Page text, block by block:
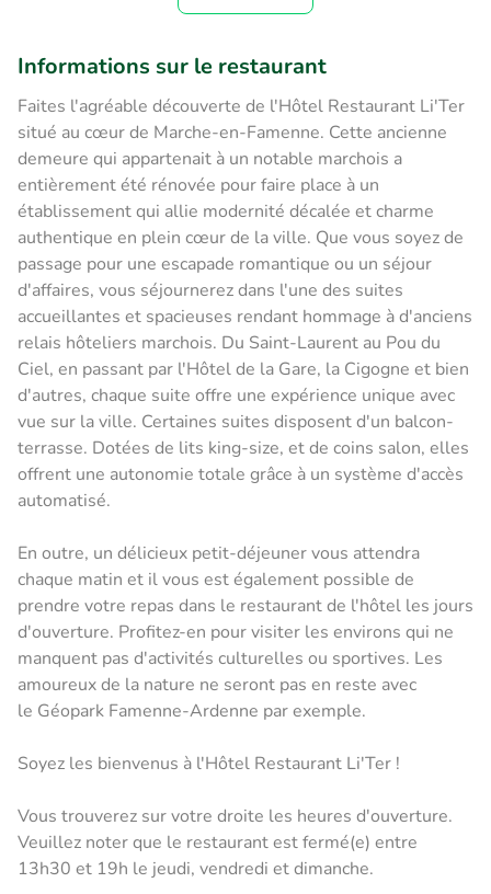
Informations sur le restaurant
Faites l'agréable découverte de l'Hôtel Restaurant Li'Ter
situé au cœur de Marche-en-Famenne. Cette ancienne
demeure qui appartenait à un notable marchois a
entièrement été rénovée pour faire place à un
établissement qui allie modernité décalée et charme
authentique en plein cœur de la ville. Que vous soyez de
passage pour une escapade romantique ou un séjour
d'affaires, vous séjournerez dans l'une des suites
accueillantes et spacieuses rendant hommage à d'anciens
relais hôteliers marchois. Du Saint-Laurent au Pou du
Ciel, en passant par l'Hôtel de la Gare, la Cigogne et bien
d'autres, chaque suite offre une expérience unique avec
vue sur la ville. Certaines suites disposent d'un balcon-
terrasse. Dotées de lits king-size, et de coins salon, elles
offrent une autonomie totale grâce à un système d'accès
automatisé.
En outre, un délicieux petit-déjeuner vous attendra
chaque matin et il vous est également possible de
prendre votre repas dans le restaurant de l'hôtel les jours
d'ouverture. Profitez-en pour visiter les environs qui ne
manquent pas d'activités culturelles ou sportives. Les
amoureux de la nature ne seront pas en reste avec
le Géopark Famenne-Ardenne par exemple.
Soyez les bienvenus à l'Hôtel Restaurant Li'Ter !
Vous trouverez sur votre droite les heures d'ouverture.
Veuillez noter que le restaurant est fermé(e) entre
13h30 et 19h le jeudi, vendredi et dimanche.